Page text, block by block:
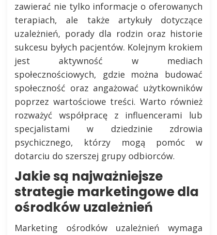
zawierać nie tylko informacje o oferowanych
terapiach, ale także artykuły dotyczące
uzależnień, porady dla rodzin oraz historie
sukcesu byłych pacjentów. Kolejnym krokiem
jest aktywność w mediach
społecznościowych, gdzie można budować
społeczność oraz angażować użytkowników
poprzez wartościowe treści. Warto również
rozważyć współpracę z influencerami lub
specjalistami w dziedzinie zdrowia
psychicznego, którzy mogą pomóc w
dotarciu do szerszej grupy odbiorców.
Jakie są najważniejsze
strategie marketingowe dla
ośrodków uzależnień
Marketing ośrodków uzależnień wymaga